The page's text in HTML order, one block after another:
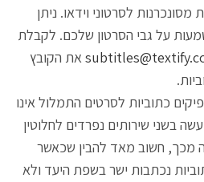
לסרטוני וידאו. ניתן
על גבי הסרטון שלכם. לקבלת
את הקובץ
כתוביות לסרטים התמלול אינו
בשני שירותים נפרדים לחלוטין
מכך, חשוב מאד להבין שכאשר
נכתבות ישר בשפת היעד ולא